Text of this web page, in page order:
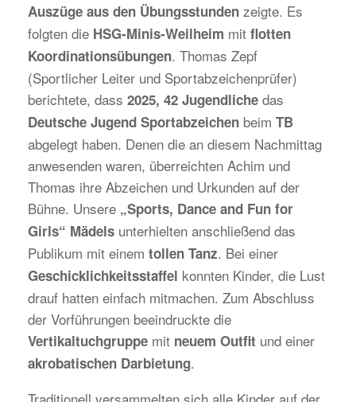
Auszüge aus den Übungsstunden zeigte. Es
folgten die HSG-Minis-Weilheim mit flotten
Koordinationsübungen. Thomas Zepf
(Sportlicher Leiter und Sportabzeichenprüfer)
berichtete, dass 2025, 42 Jugendliche das
Deutsche Jugend Sportabzeichen beim TB
abgelegt haben. Denen die an diesem Nachmittag
anwesenden waren, überreichten Achim und
Thomas ihre Abzeichen und Urkunden auf der
Bühne. Unsere „Sports, Dance and Fun for
Girls“ Mädels unterhielten anschließend das
Publikum mit einem tollen Tanz. Bei einer
Geschicklichkeitsstaffel konnten Kinder, die Lust
drauf hatten einfach mitmachen. Zum Abschluss
der Vorführungen beeindruckte die
Vertikaltuchgruppe mit neuem Outfit und einer
akrobatischen Darbietung.